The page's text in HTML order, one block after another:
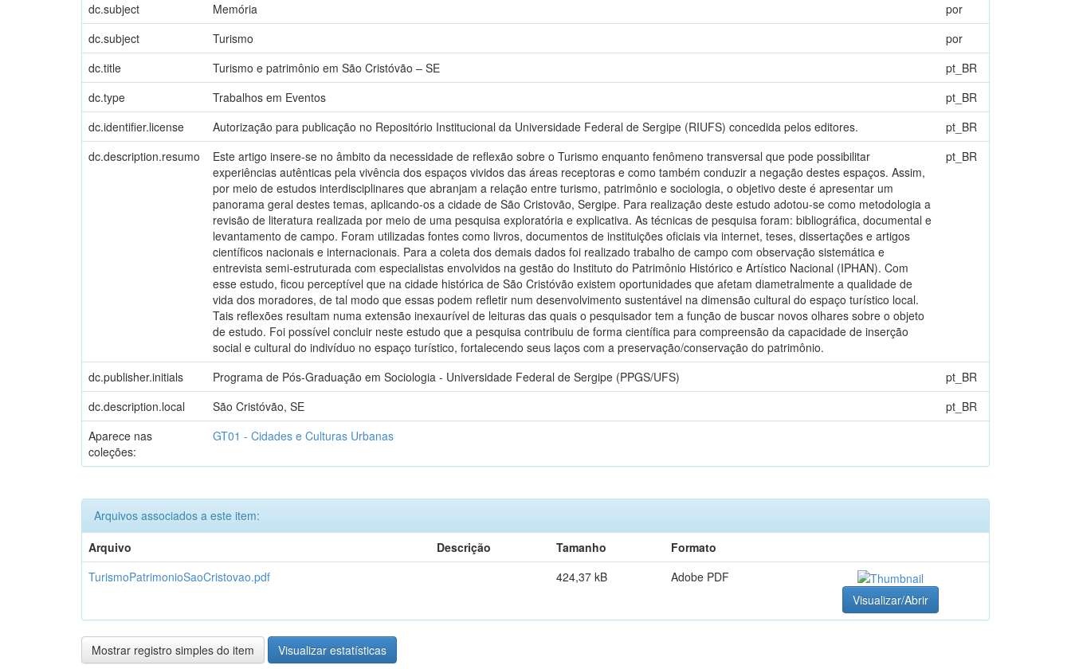
dc.subject
Memória
por
dc.subject
Turismo
por
dc.title
Turismo e patrimônio em São Cristóvão – SE
pt_BR
dc.type
Trabalhos em Eventos
pt_BR
dc.identifier.license
Autorização para publicação no Repositório Institucional da Universidade Federal de Sergipe (RIUFS) concedida pelos editores.
pt_BR
dc.description.resumo
Este artigo insere-se no âmbito da necessidade de reflexão sobre o Turismo enquanto fenômeno transversal que pode possibilitar
experiências autênticas pela vivência dos espaços vividos das áreas receptoras e como também conduzir a negação destes espaços. Assim,
por meio de estudos interdisciplinares que abranjam a relação entre turismo, patrimônio e sociologia, o objetivo deste é apresentar um
panorama geral destes temas, aplicando-os a cidade de São Cristovão, Sergipe. Para realização deste estudo adotou-se como metodologia a
revisão de literatura realizada por meio de uma pesquisa exploratória e explicativa. As técnicas de pesquisa foram: bibliográfica, documental e
levantamento de campo. Foram utilizadas fontes como livros, documentos de instituições oficiais via internet, teses, dissertações e artigos
científicos nacionais e internacionais. Para a coleta dos demais dados foi realizado trabalho de campo com observação sistemática e
entrevista semi-estruturada com especialistas envolvidos na gestão do Instituto do Patrimônio Histórico e Artístico Nacional (IPHAN). Com
esse estudo, ficou perceptível que na cidade histórica de São Cristóvão existem oportunidades que afetam diametralmente a qualidade de
vida dos moradores, de tal modo que essas podem refletir num desenvolvimento sustentável na dimensão cultural do espaço turístico local.
Tais reflexões resultam numa extensão inexaurível de leituras das quais o pesquisador tem a função de buscar novos olhares sobre o objeto
de estudo. Foi possível concluir neste estudo que a pesquisa contribuiu de forma científica para compreensão da capacidade de inserção
social e cultural do indivíduo no espaço turístico, fortalecendo seus laços com a preservação/conservação do patrimônio.
pt_BR
dc.publisher.initials Programa de Pós-Graduação em Sociologia - Universidade Federal de Sergipe (PPGS/UFS)
pt_BR
dc.description.local
São Cristóvão, SE
pt_BR
Aparece nas
coleções:
GT01 - Cidades e Culturas Urbanas
Arquivos associados a este item:
Arquivo
Descrição Tamanho
Formato
TurismoPatrimonioSaoCristovao.pdf
424,37 kB
Adobe PDF
Visualizar/Abrir
Mostrar registro simples do item Visualizar estatísticas